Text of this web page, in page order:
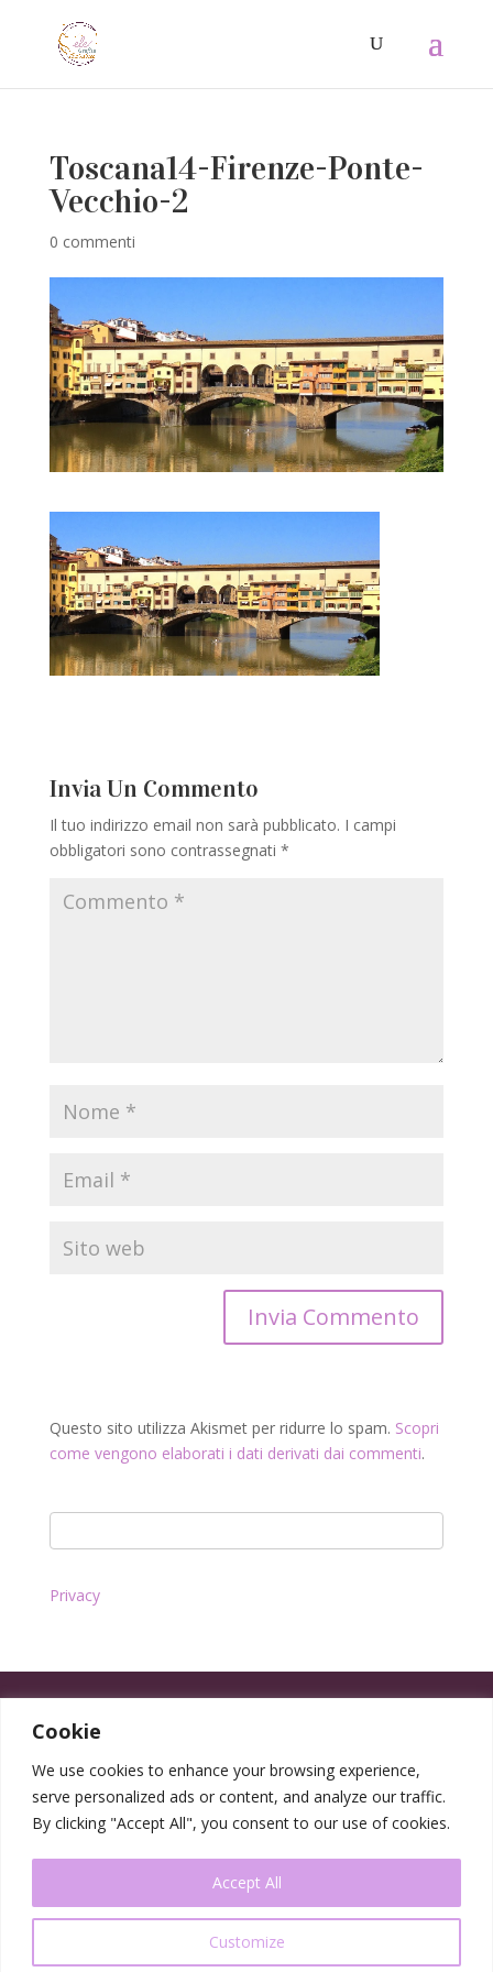
Cookie
We use cookies to enhance your browsing experience,
serve personalized ads or content, and analyze our traffic.
By clicking "Accept All", you consent to our use of cookies.
Customize
Accept All
Toscana14-Firenze-Ponte-
Vecchio-2
0 commenti
Invia Un Commento
Il tuo indirizzo email non sarà pubblicato. I campi
obbligatori sono contrassegnati *
Questo sito utilizza Akismet per ridurre lo spam. Scopri
come vengono elaborati i dati derivati dai commenti.
Privacy